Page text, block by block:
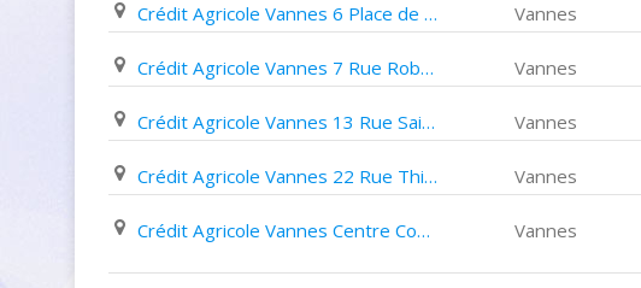
Crédit Agricole Vannes 6 Place de La Libération Vannes
Crédit Agricole Vannes 7 Rue Robert Schuman Vannes
Crédit Agricole Vannes 13 Rue Saint Nicolas Vannes
Crédit Agricole Vannes 22 Rue Thiers Vannes
Crédit Agricole Vannes Centre Commercial Les Vénètes Vannes